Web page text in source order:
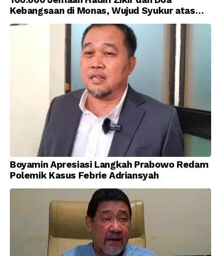
Kebangsaan di Monas, Wujud Syukur atas
Kemerdekaan Indonesia
Boyamin Apresiasi Langkah Prabowo Redam
Polemik Kasus Febrie Adriansyah